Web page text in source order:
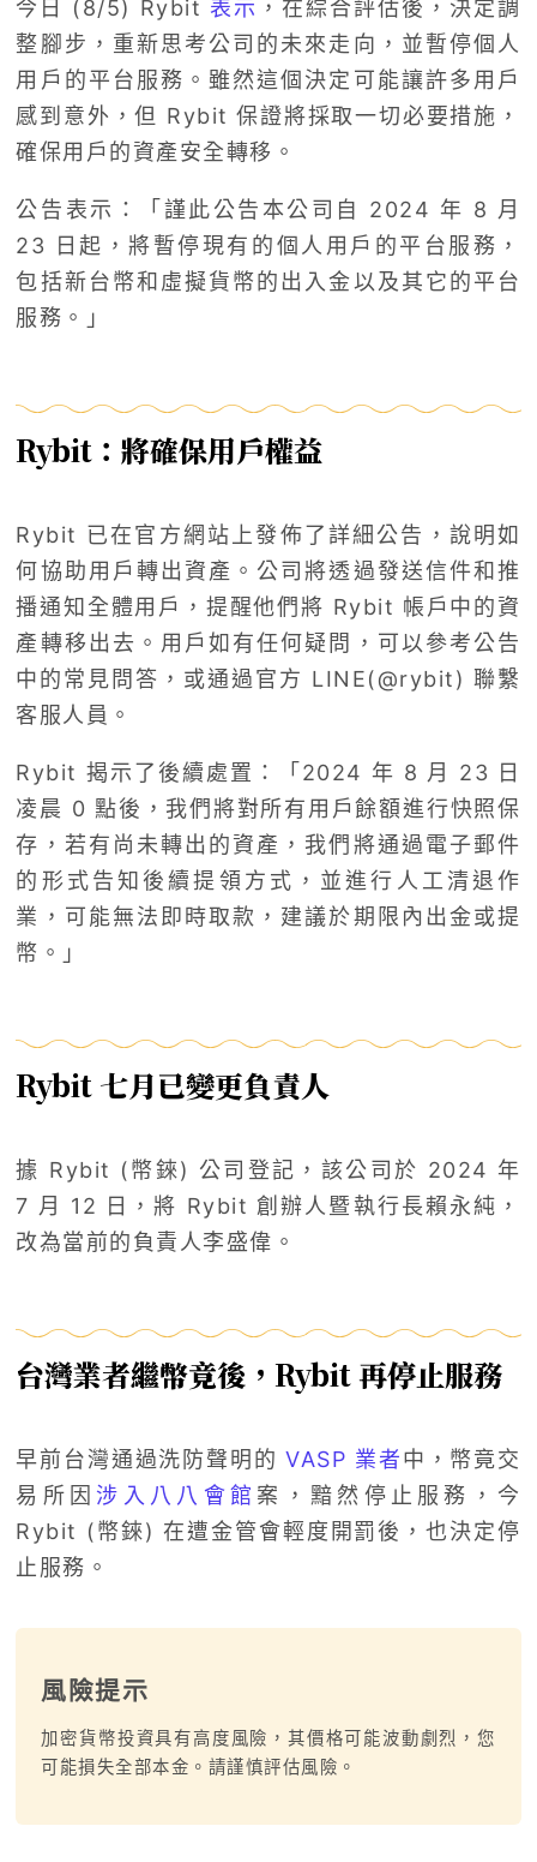
今日 (8/5) Rybit 表示 ，在綜合評估後，決定調
整腳步，重新思考公司的未來走向，並暫停個人
用戶的平台服務。雖然這個決定可能讓許多用戶
感到意外，但 Rybit 保證將採取一切必要措施，
確保用戶的資產安全轉移。
公告表示：「謹此公告本公司自 2024 年 8 月
23 日起，將暫停現有的個人用戶的平台服務，
包括新台幣和虛擬貨幣的出入金以及其它的平台
服務。」
Rybit：將確保用戶權益
Rybit 已在官方網站上發佈了詳細公告，說明如
何協助用戶轉出資產。公司將透過發送信件和推
播通知全體用戶，提醒他們將 Rybit 帳戶中的資
產轉移出去。用戶如有任何疑問，可以參考公告
中的常見問答，或通過官方 LINE(@rybit) 聯繫
客服人員。
Rybit 揭示了後續處置：「2024 年 8 月 23 日
凌晨 0 點後，我們將對所有用戶餘額進行快照保
存，若有尚未轉出的資產，我們將通過電子郵件
的形式告知後續提領方式，並進行人工清退作
業，可能無法即時取款，建議於期限內出金或提
幣。」
Rybit 七月已變更負責人
據 Rybit (幣錸) 公司登記，該公司於 2024 年
7 月 12 日，將 Rybit 創辦人暨執行長賴永純，
改為當前的負責人李盛偉。
台灣業者繼幣竟後，Rybit 再停止服務
早前台灣通過洗防聲明的 VASP 業者中，幣竟交
易所因 涉入八八會館 案，黯然停止服務，今
Rybit (幣錸) 在遭金管會輕度開罰後，也決定停
止服務。
風險提示
加密貨幣投資具有高度風險，其價格可能波動劇烈，您
可能損失全部本金。請謹慎評估風險。